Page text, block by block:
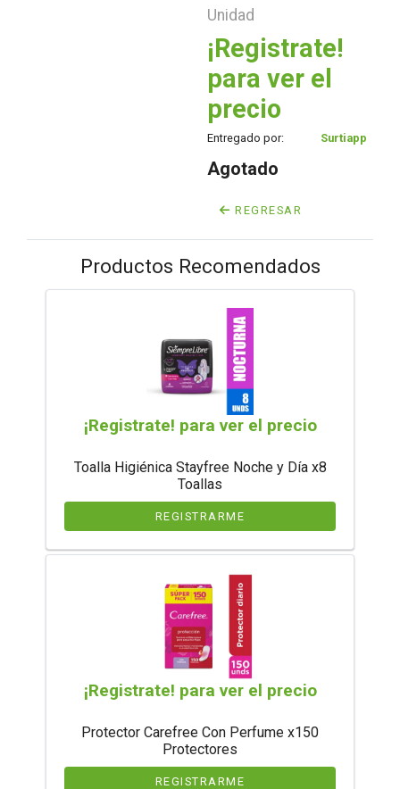
Unidad
¡Registrate!
para ver el
precio
Entregado por: Surtiapp
Agotado
REGRESAR
Productos Recomendados
¡Registrate! para ver el precio
Toalla Higiénica Stayfree Noche y Día x8
Toallas
REGISTRARME
¡Registrate! para ver el precio
Protector Carefree Con Perfume x150
Protectores
REGISTRARME